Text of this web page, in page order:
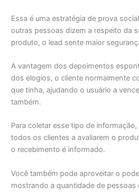
Essa é uma estratégia de prova
outras pessoas dizem a respeito da
produto, o lead sente maior
A vantagem dos depoimentos
dos elogios, o cliente normalmente
que tinha, ajudando o usuário a
também.
Para coletar esse tipo de
todos os clientes a avaliarem o
o recebimento é informado.
Você também pode aproveitar o
mostrando a quantidade de pessoas